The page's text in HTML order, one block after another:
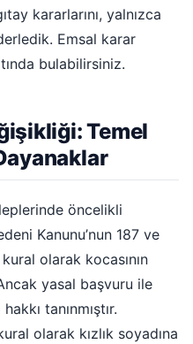
kararlarını, yalnızca
Emsal karar
bulabilirsiniz.
Temel
öncelikli
Kanunu’nun 187 ve
olarak kocasının
yasal başvuru ile
tanınmıştır.
olarak kızlık soyadına